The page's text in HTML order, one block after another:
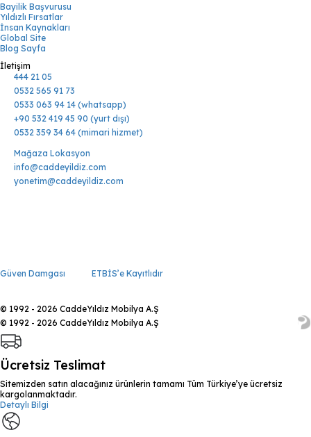
Bayilik Başvurusu
Yıldızlı Fırsatlar
İnsan Kaynakları
Global Site
Blog Sayfa
İletişim
444 21 05
0532 565 91 73
0533 063 94 14 (whatsapp)
+90 532 419 45 90 (yurt dışı)
0532 359 34 64 (mimari hizmet)
Mağaza Lokasyon
info@caddeyildiz.com
yonetim@caddeyildiz.com
Güven Damgası ETBİS’e Kayıtlıdır
© 1992 - 2026 CaddeYıldız Mobilya A.Ş
© 1992 - 2026 CaddeYıldız Mobilya A.Ş
Ücretsiz Teslimat
Sitemizden satın alacağınız ürünlerin tamamı Tüm Türkiye’ye ücretsiz
kargolanmaktadır.
Detaylı Bilgi